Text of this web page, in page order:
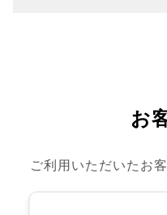
お
ご利用いただいたお